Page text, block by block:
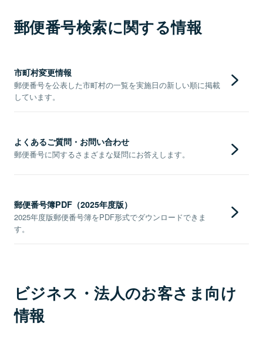
郵便番号検索に関する情報
市町村変更情報
郵便番号を公表した市町村の一覧を実施日の新しい順に掲載
しています。
よくあるご質問・お問い合わせ
郵便番号に関するさまざまな疑問にお答えします。
郵便番号簿PDF（2025年度版）
2025年度版郵便番号簿をPDF形式でダウンロードできま
す。
ビジネス・法人のお客さま向け
情報